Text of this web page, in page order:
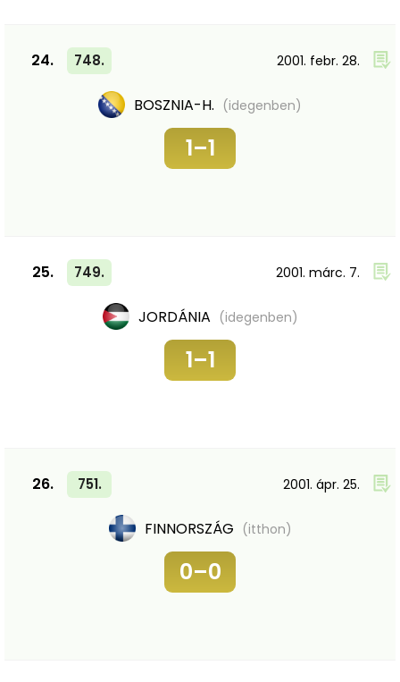
24. 748. 2001. febr. 28.
BOSZNIA-H. (idegenben)
1–1
25. 749. 2001. márc. 7.
JORDÁNIA (idegenben)
1–1
26. 751. 2001. ápr. 25.
FINNORSZÁG (itthon)
0–0